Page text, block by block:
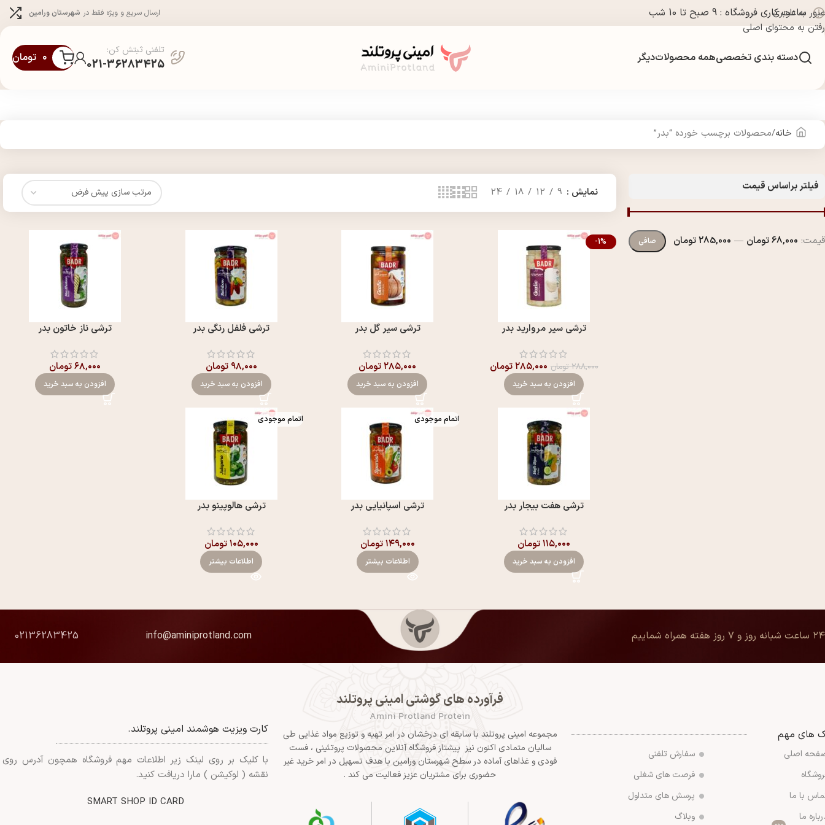
عبور به ناوبری
رفتن به محتوای اصلی
ساعت کاری فروشگاه : 9 صبح تا 10 شب ارسال سریع و ویژه فقط در شهرستان ورامین
دسته بندی تخصصیهمه محصولاتدیگر
تلفنی ثبتش کن:
021-36283425 ۰ تومان
خانه محصولات برچسب خورده “بدر”
فیلتر براساس قیمت
صافی قيمت: 68,000 تومان — 285,000 تومان
نمایش 9
12
18
24
-1%
ترشی سیر مروارید بدر
۲۸۸,۰۰۰تومان ۲۸۵,۰۰۰تومان
افزودن به سبد خرید
ترشی سیر گل بدر
۲۸۵,۰۰۰تومان
افزودن به سبد خرید
ترشی فلفل رنگی بدر
۹۸,۰۰۰ تومان
افزودن به سبد خرید
ترشی ناز خاتون بدر
۶۸,۰۰۰تومان
افزودن به سبد خرید
ترشی هفت بیجار بدر
۱۱۵,۰۰۰تومان
افزودن به سبد خرید
اتمام موجودی
ترشی اسپانیایی بدر
۱۴۹,۰۰۰تومان
اطلاعات بیشتر
اتمام موجودی
ترشی هالوپینو بدر
۱۰۵,۰۰۰تومان
اطلاعات بیشتر
۲۴ ساعت شبانه روز و ۷ روز هفته همراه شماییم info@aminiprotland.com
02136283425
های مهم
اصلی
با ما
ما
سفارش تلفنی
فرصت های شغلی
پرسش های متداول
وبلاگ
فرآورده های گوشتی امینی پروتلند
Amini Protland Protein
مجموعه امینی پروتلند با سابقه ای درخشان در امر تهیه و توزیع مواد غذایی طی
سالیان متمادی اکنون نیز پیشتاز فروشگاه آنلاین محصولات پروتئینی ، فست
فودی و غذاهای آماده در سطح شهرستان ورامین با هدف تسهیل در امر خرید غیر
حضوری برای مشتریان عزیز فعالیت می کند .
کارت ویزیت هوشمند امینی پروتلند.
با کلیک بر روی لینک زیر اطلاعات مهم فروشگاه همچون آدرس روی
نقشه ( لوکیشن ) مارا دریافت کنید.
SMART SHOP ID CARD